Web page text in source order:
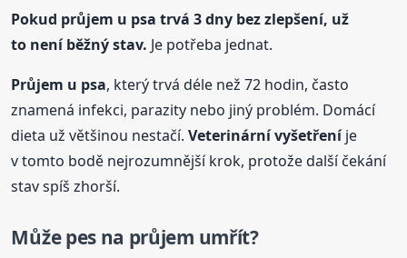
Pokud průjem u psa trvá 3 dny bez zlepšení, už
to není běžný stav. Je potřeba jednat.
Průjem u psa, který trvá déle než 72 hodin, často
znamená infekci, parazity nebo jiný problém. Domácí
dieta už většinou nestačí.Veterinární vyšetřeníje
v tomto bodě nejrozumnější krok, protože další čekání
stav spíš zhorší.
Může pes na průjem umřít?